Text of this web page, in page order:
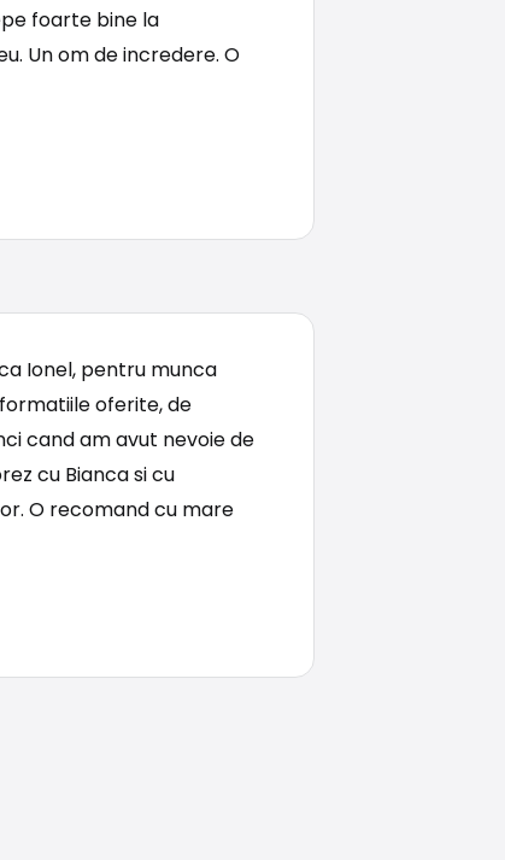
foarte bine la
Un om de incredere. O
Ionel, pentru munca
oferite, de
cand am avut nevoie de
cu Bianca si cu
O recomand cu mare